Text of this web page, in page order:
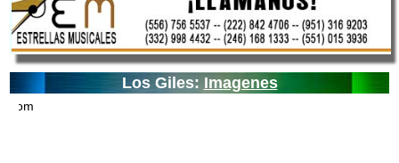
Los Giles: Imagenes